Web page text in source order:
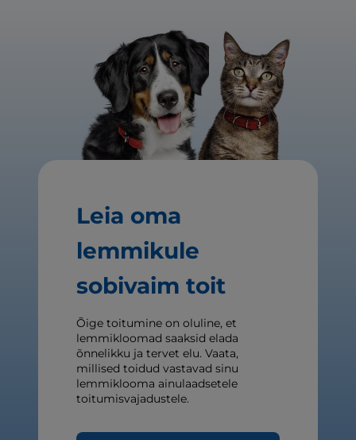
Leia oma
lemmikule
sobivaim toit
Õige toitumine on oluline, et
lemmikloomad saaksid elada
õnnelikku ja tervet elu. Vaata,
millised toidud vastavad sinu
lemmiklooma ainulaadsetele
toitumisvajadustele.